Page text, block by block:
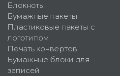
Блокноты
Бумажные пакеты
Пластиковые пакеты с
логотипом
Печать конвертов
Бумажные блоки для
записей